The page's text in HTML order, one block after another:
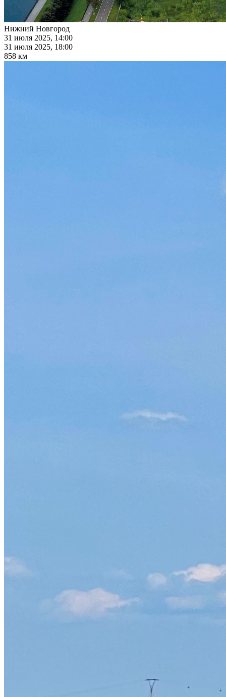
Нижний Новгород
31 июля 2025, 14:00
31 июля 2025, 18:00
858 км